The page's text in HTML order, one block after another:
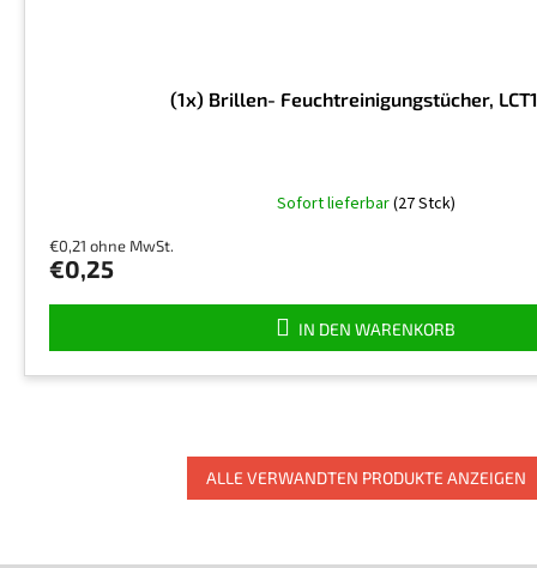
(1x) Brillen- Feuchtreinigungstücher,
Sofort lieferbar(27 Stck)
€0,21 ohne MwSt.
€0,25
IN DEN WARENKORB
ALLE VERWANDTEN PRODUKTE ANZEIGEN